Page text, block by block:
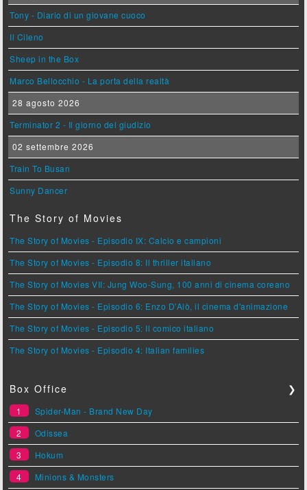
Tony - Diario di un giovane cuoco
Il Cileno
Sheep in the Box
Marco Bellocchio - La porta della realtà
28 agosto 2026
Terminator 2 - Il giorno del giudizio
02 settembre 2026
Train To Busan
Sunny Dancer
The Story of Movies
The Story of Movies - Episodio IX: Calcio e campioni
The Story of Movies - Episodio 8: Il thriller italiano
The Story of Movies VII: Jung Woo-Sung, 100 anni di cinema coreano
The Story of Movies - Episodio 6: Enzo D'Alò, il cinema d'animazione
The Story of Movies - Episodio 5: Il comico italiano
The Story of Movies - Episodio 4: Italian families
Box Office ❯
1
Spider-Man - Brand New Day
2
Odissea
3
Hokum
4
Minions & Monsters